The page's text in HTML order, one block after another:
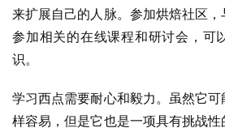
来扩展自己的人脉。参加烘焙社区
参加相关的在线课程和研讨会，可
识。
学习西点需要耐心和毅力。虽然它
样容易，但是它也是一项具有挑战